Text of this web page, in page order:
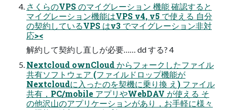
さくらのVPS のマイグレーション 機能 確認すると
マイグレーション機能はVPS v4, v5 で使える 自分
の契約しているVPS はv3 でマイグレーション非対
応><
解約して契約し直しが必要…… dd する? 4
Nextcloud ownCloud からフォークしたファイル
共有ソフトウェア (ファイルドロップ機能が
Nextcloudに入ったのを契機に乗り換 え) ファイル
共有，PC/mobile アプリやWebDAV が使える そ
の他沢山のアプリケーションがあり，お手軽に様々